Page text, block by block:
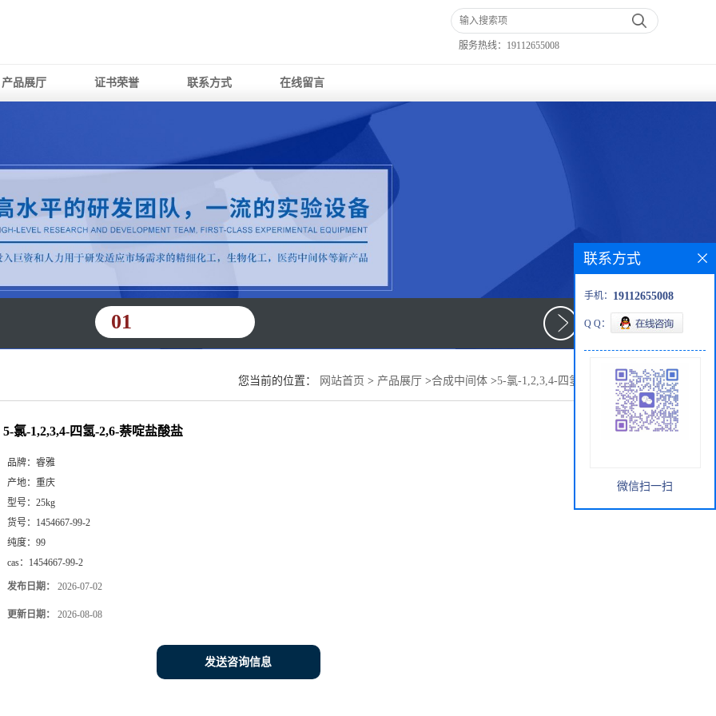
服务热线： 19112655008
产品展厅 证书荣誉 联系方式 在线留言
01
您当前的位置： 网站首页 > 产品展厅 >合成中间体 >5-氯-1,2,3,4-四氢-2,6-萘啶盐酸盐
5-氯-1,2,3,4-四氢-2,6-萘啶盐酸盐
品牌： 睿雅
产地： 重庆
型号： 25kg
货号： 1454667-99-2
纯度： 99
cas： 1454667-99-2
发布日期： 2026-07-02
更新日期： 2026-08-08
发送咨询信息
联系方式
手机： 19112655008
Q Q：
微信扫一扫